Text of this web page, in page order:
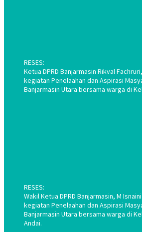
RESES:
Ketua DPRD Banjarmasin Rikval
kegiatan Penelaahan dan Aspirasi
Banjarmasin Utara bersama warga di
RESES:
Wakil Ketua DPRD Banjarmasin, M
kegiatan Penelaahan dan Aspirasi
Banjarmasin Utara bersama warga di
Andai.